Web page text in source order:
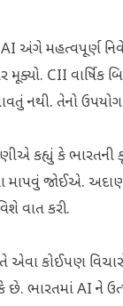
અંગે મહત્વપૂર્ણ
CII વાર્ષિક
નથી. તેનો
કહ્યું કે ભારતની
માપવું જોઈએ.
વાત કરી.
કોઈપણ
છે. ભારતમાં AI ને